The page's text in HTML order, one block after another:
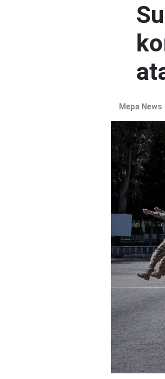
Mepa News